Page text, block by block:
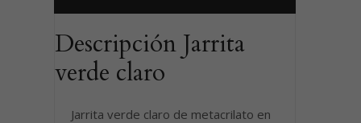
Descripción Jarrita
verde claro
Jarrita verde claro de metacrilato en